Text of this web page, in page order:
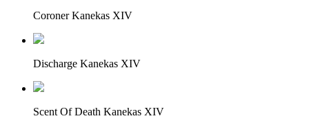
Coroner Kanekas XIV
Discharge Kanekas XIV
Scent Of Death Kanekas XIV